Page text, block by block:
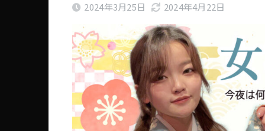
2024年3月25日 2024年4月22日